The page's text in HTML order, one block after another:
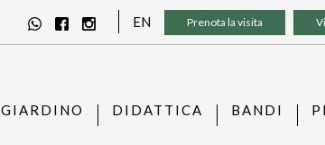
EN Prenota la visita
GIARDINO DIDATTICA BANDI